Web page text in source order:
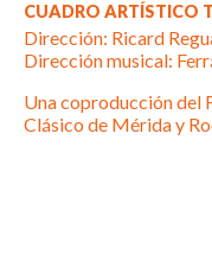
CUADRO ARTÍSTICO
Dirección: Ricard
Dirección musical:
Una coproducción del
Clásico de Mérida y